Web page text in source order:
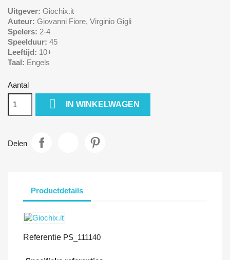
Uitgever: Giochix.it
Auteur: Giovanni Fiore, Virginio Gigli
Spelers: 2-4
Speelduur: 45
Leeftijd: 10+
Taal: Engels
Aantal
 IN WINKELWAGEN
Delen
Productdetails
Referentie PS_111140